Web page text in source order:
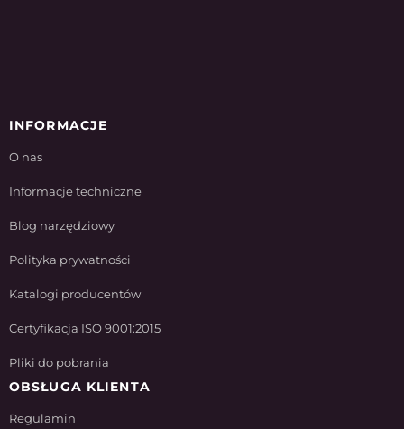
INFORMACJE
O nas
Informacje techniczne
Blog narzędziowy
Polityka prywatności
Katalogi producentów
Certyfikacja ISO 9001:2015
Pliki do pobrania
OBSŁUGA KLIENTA
Regulamin